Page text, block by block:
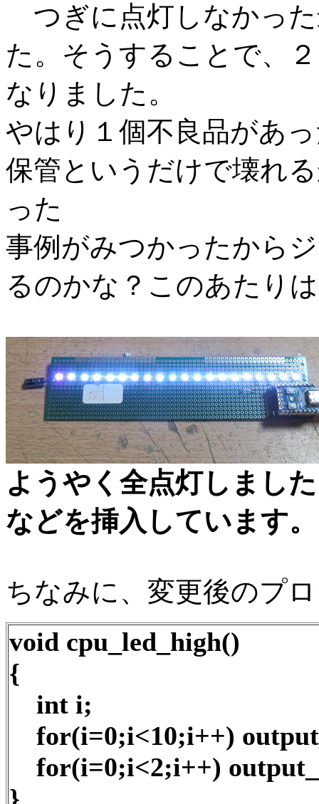
つぎに点灯しなかっ
た。そうすることで、
なりました。
やはり１個不良品があ
保管というだけで壊れ
った
事例がみつかったから
るのかな？このあたり
ようやく全点灯しまし
などを挿入しています。
ちなみに、変更後のプ
void cpu_led_high()
{
int i;
for(i=0;i<10;i++)
for(i=0;i<2;i++)